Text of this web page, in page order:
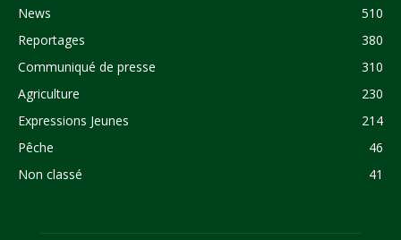
News
510
Reportages
380
Communiqué de presse
310
Agriculture
230
Expressions Jeunes
214
Pêche
46
Non classé
41